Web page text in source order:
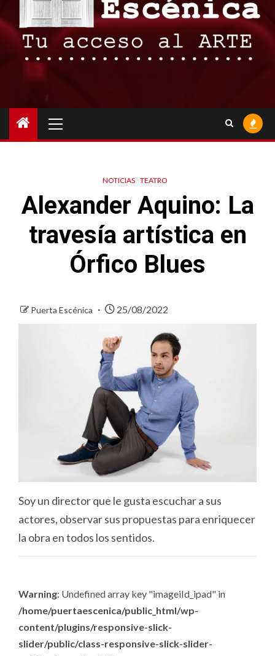
principal
NOTICIAS TEATRO
Alexander Aquino: La
travesía artística en
Órfico Blues
Puerta Escénica 25/08/2022
Soy un director que le gusta escuchar a sus
actores, observar sus propuestas para enriquecer
la obra en todos los sentidos.
Warning: Undefined array key "imageiId_ipad" in
/home/puertaescenica/public_html/wp-
content/plugins/responsive-slick-
slider/public/class-responsive-slick-slider-